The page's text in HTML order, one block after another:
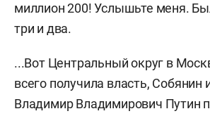
миллион 200! Услышьте меня.
три и два.
...Вот Центральный округ в
всего получила власть, Собянин
Владимир Владимирович Путин